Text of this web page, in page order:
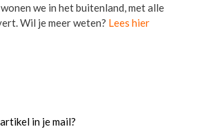
we in het buitenland, met alle
Wil je meer weten? Lees hier
in je mail?